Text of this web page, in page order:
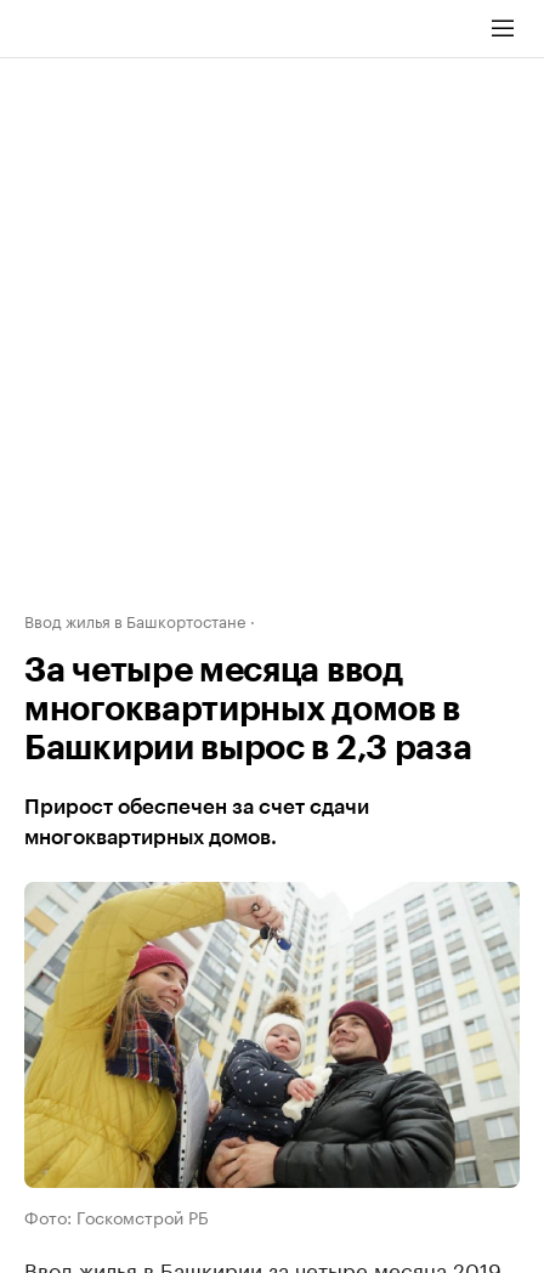
Ввод жилья в Башкортостане
За четыре месяца ввод
многоквартирных домов в
Башкирии вырос в 2,3 раза
Прирост обеспечен за счет сдачи
многоквартирных домов.
Фото: Госкомстрой РБ